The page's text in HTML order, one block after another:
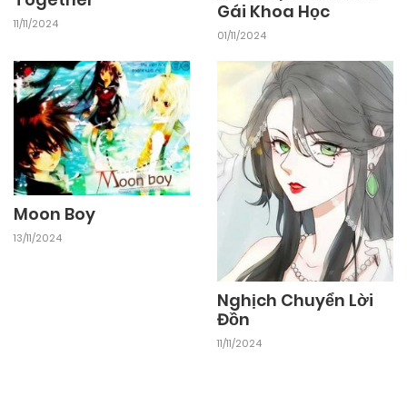
11/11/2024
Gái Khoa Học
01/11/2024
Moon Boy
13/11/2024
Nghịch Chuyển Lời
Đồn
11/11/2024